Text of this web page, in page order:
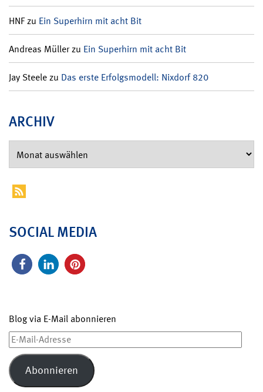
HNFzu Ein Superhirn mit acht Bit
Andreas Müllerzu Ein Superhirn mit acht Bit
Jay Steelezu Das erste Erfolgsmodell: Nixdorf 820
ARCHIV
SOCIAL MEDIA
Blog via E-Mail abonnieren
E-
Mail-
Adresse
Abonnieren